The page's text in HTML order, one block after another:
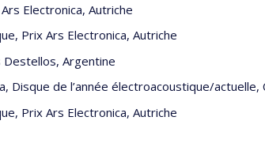
Electronica, Autriche
Prix Ars Electronica, Autriche
Destellos, Argentine
Disque de l’année électroacoustique/actuelle,
Prix Ars Electronica, Autriche